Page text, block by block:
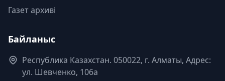
Газет архиві
Байланыс
Республика Казахстан. 050022, г. Алматы, Адрес:
ул. Шевченко, 106а